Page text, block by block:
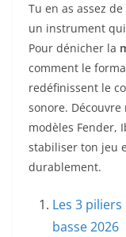
Tu en as assez
un instrument
Pour dénicher la
comment le
redéfinissent le
sonore.
modèles Fender,
stabiliser ton jeu
durablement.
Les 3
basse 2026